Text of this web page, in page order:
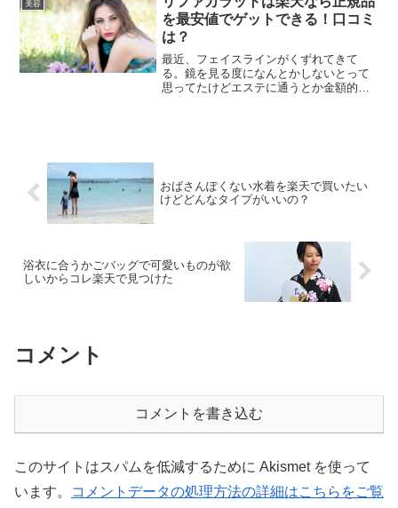
優しく洗いたい！ ...
美容
を最安値でゲットできる！口コミ
は？
最近、フェイスラインがくずれてきて
る。鏡を見る度になんとかしないとって
思ってたけどエステに通うとか金額的に
おばさんぽくない水着を楽天で買いたい
けどどんなタイプがいいの？
浴衣に合うかごバッグで可愛いものが欲
しいからコレ楽天で見つけた
コメント
コメントを書き込む
このサイトはスパムを低減するために Akismet を使って
います。
コメントデータの処理方法の詳細はこちらをご覧